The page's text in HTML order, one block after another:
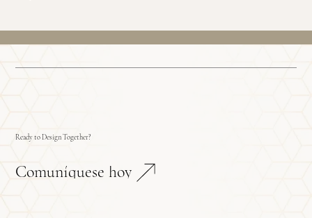
Ready to Design Together?
Comuníquese hoy